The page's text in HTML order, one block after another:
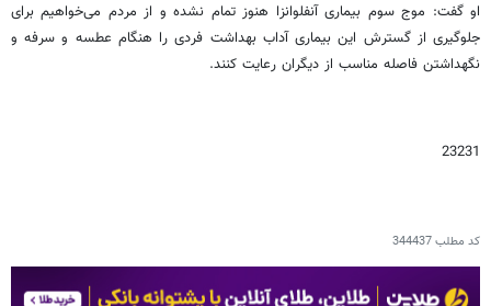
او گفت: موج سوم بیماری آنفلوانزا هنوز تمام نشده و از مردم می‌خواهیم برای
جلوگیری از گسترش این بیماری آداب بهداشت فردی را هنگام عطسه و سرفه و
نگهداشتن فاصله مناسب از دیگران رعایت کنند.
23231
کد مطلب344437